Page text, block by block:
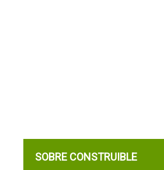
SOBRE CONSTRUIBLE